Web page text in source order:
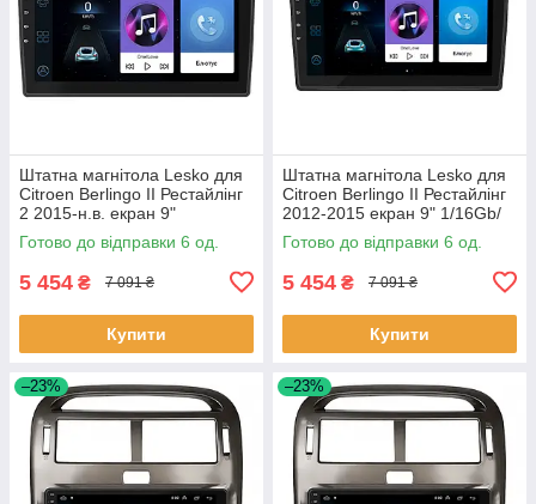
Штатна магнітола Lesko для
Citroen Berlingo II Рестайлінг
2 2015-н.в. екран 9"
1/16Gb/Wi-Fi GPS Optima 6шт
Готово до відправки 6 од.
5 454 ₴ 7 091 ₴
Купити
Штатна магнітола Lesko для
Citroen Berlingo II Рестайлінг
2012-2015 екран 9" 1/16Gb/
Wi-Fi GPS Optima 6шт
Готово до відправки 6 од.
5 454 ₴ 7 091 ₴
Купити
–23% –23%